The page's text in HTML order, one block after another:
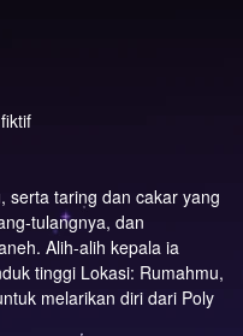
serta taring dan cakar yang
tulangnya, dan
Alih-alih kepala ia
tinggi Lokasi: Rumahmu,
melarikan diri dari Poly